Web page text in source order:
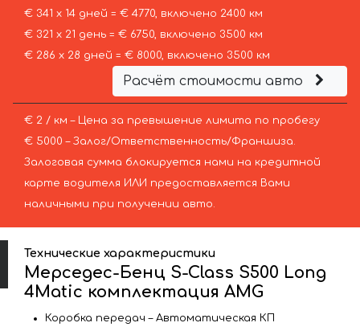
€ 341 х 14 дней = € 4770, включено 2400 км
€ 321 х 21 день = € 6750, включено 3500 км
€ 286 х 28 дней = € 8000, включено 3500 км
Расчёт стоимости авто
€ 2 / км – Цена за превышение лимита по пробегу
€ 5000 – Залог/Ответственность/Франшиза.
Залоговая сумма блокируется нами на кредитной
карте водителя ИЛИ предоставляется Вами
наличными при получении авто.
Технические характеристики
Мерседес-Бенц S-Class S500 Long
4Matic комплектация AMG
Коробка передач – Автоматическая КП